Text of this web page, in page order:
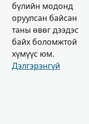
бүлийн модонд
оруулсан байсан
таны өвөг дээдэс
байх боломжтой
хүмүүс юм.
Дэлгэрэнгүй